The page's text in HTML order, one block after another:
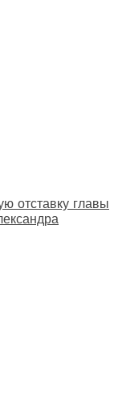
отставку главы